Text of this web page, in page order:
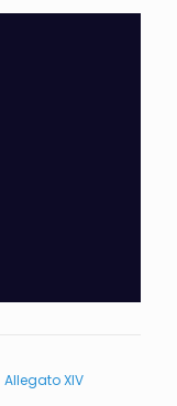
Allegato XIV